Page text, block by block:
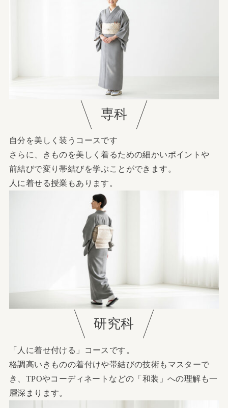
専科
自分を美しく装うコースです
さらに、きものを美しく着るための細かいポイントや
前結びで変り帯結びを学ぶことができます。
人に着せる授業もあります。
研究科
「人に着せ付ける」コースです。
格調高いきものの着付けや帯結びの技術もマスターで
き、TPOやコーディネートなどの「和装」への理解も一
層深まります。